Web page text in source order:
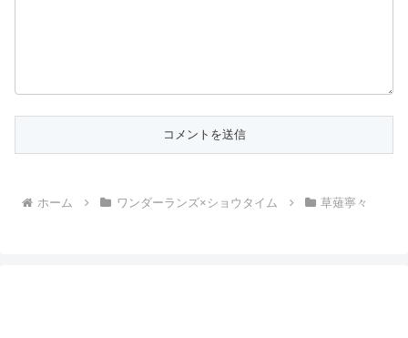
ホーム ワンダーランズ×ショウタイム 草薙寧々